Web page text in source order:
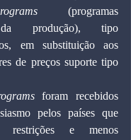
(programas
da produção), tipo
em substituição aos
foram recebidos
pelos países que
restrições e menos